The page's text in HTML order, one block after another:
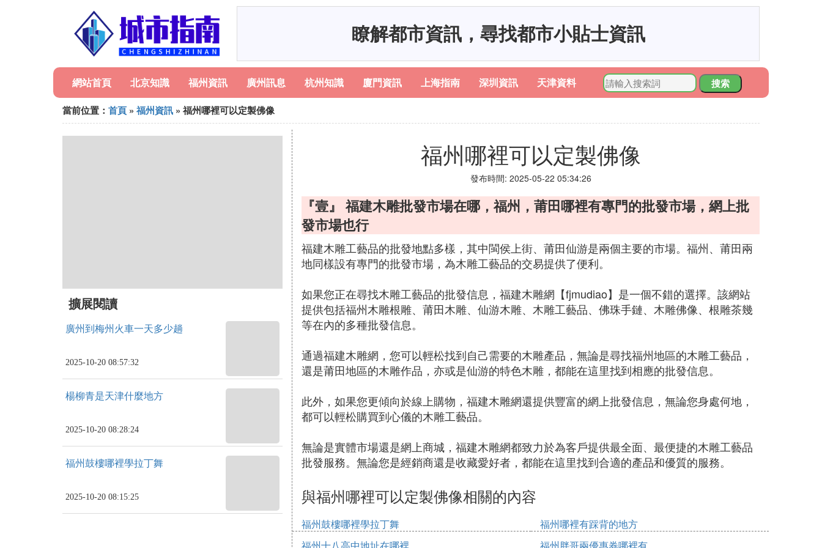
瞭解都市資訊，尋找都市小貼士資訊
網站首頁 北京知識 福州資訊 廣州訊息 杭州知識 廈門資訊 上海指南 深圳資訊 天津資料
搜索
當前位置： 首頁 » 福州資訊 » 福州哪裡可以定製佛像
擴展閱讀
廣州到梅州火車一天多少趟
2025-10-20 08:57:32
楊柳青是天津什麼地方
2025-10-20 08:28:24
福州鼓樓哪裡學拉丁舞
2025-10-20 08:15:25
福州哪裡可以定製佛像
發布時間: 2025-05-22 05:34:26
『壹』 福建木雕批發市場在哪，福州，莆田哪裡有專門的批發市場，網上批
發市場也行
福建木雕工藝品的批發地點多樣，其中閩侯上街、莆田仙游是兩個主要的市場。福州、莆田兩
地同樣設有專門的批發市場，為木雕工藝品的交易提供了便利。
如果您正在尋找木雕工藝品的批發信息，福建木雕網【fjmudiao】是一個不錯的選擇。該網站
提供包括福州木雕根雕、莆田木雕、仙游木雕、木雕工藝品、佛珠手鏈、木雕佛像、根雕茶幾
等在內的多種批發信息。
通過福建木雕網，您可以輕松找到自己需要的木雕產品，無論是尋找福州地區的木雕工藝品，
還是莆田地區的木雕作品，亦或是仙游的特色木雕，都能在這里找到相應的批發信息。
此外，如果您更傾向於線上購物，福建木雕網還提供豐富的網上批發信息，無論您身處何地，
都可以輕松購買到心儀的木雕工藝品。
無論是實體市場還是網上商城，福建木雕網都致力於為客戶提供最全面、最便捷的木雕工藝品
批發服務。無論您是經銷商還是收藏愛好者，都能在這里找到合適的產品和優質的服務。
與福州哪裡可以定製佛像相關的內容
福州鼓樓哪裡學拉丁舞
福州哪裡有踩背的地方